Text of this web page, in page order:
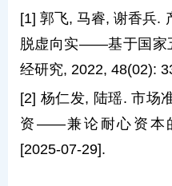
[1] 郭飞, 马睿, 谢香兵.
脱虚向实——基于国家
经研究, 2022, 48(02):
[2] 杨仁发, 陆瑶. 市场
资——兼论耐心资本
[2025-07-29].